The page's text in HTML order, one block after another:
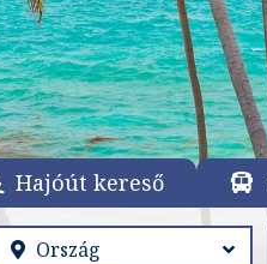
Hajóút kereső